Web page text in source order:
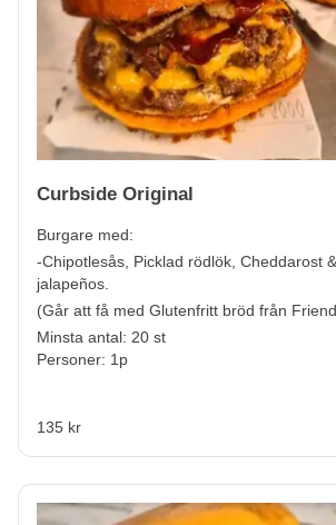
Curbside Original
Burgare med:
-Chipotlesås, Picklad rödlök, Cheddarost
jalapeños.
(Går att få med Glutenfritt bröd från
Minsta antal: 20 st
Personer: 1p
135 kr